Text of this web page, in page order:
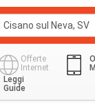
Offerte
Internet
Leggi
Guide